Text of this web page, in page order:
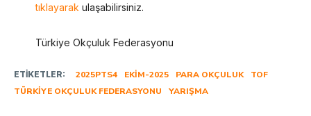
tıklayarak ulaşabilirsiniz.
Türkiye Okçuluk Federasyonu
ETIKETLER: 2025PTS4 EKIM-2025 PARA OKÇULUK
TOF
TÜRKIYE OKÇULUK FEDERASYONU
YARIŞMA